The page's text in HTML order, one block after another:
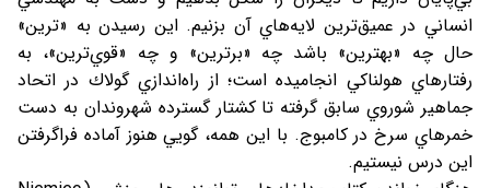
انساني در عميق‌ترين لايه‌هاي آن بزنيم. اين رسيدن به «ترين»
حال چه «بهترين» باشد چه «برترين» و چه «قوي‌ترين»، به
رفتارهاي هولناكي انجاميده است؛ از راه‌اندازي گولاك در اتحاد
جماهير شوروي سابق گرفته تا كشتار گسترده شهروندان به دست
خمرهاي سرخ در كامبوج. با اين همه، گويي هنوز آماده فراگرفتن
اين درس نيستيم.